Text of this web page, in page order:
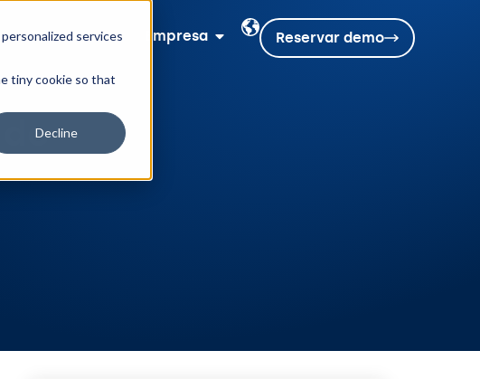
services
tiny cookie so that
Decline
Recursos Empresa Reservar demo